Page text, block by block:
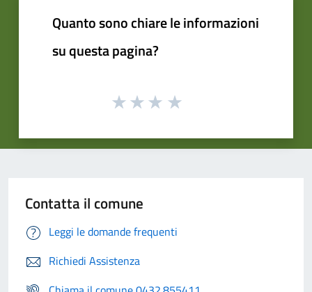
Quanto sono chiare le informazioni
su questa pagina?
Contatta il comune
Leggi le domande frequenti
Richiedi Assistenza